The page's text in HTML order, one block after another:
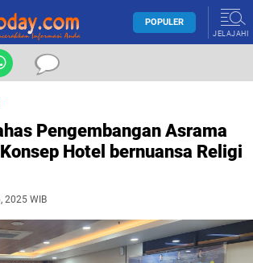
POPULER
JELAJAHI
Pengembangan Asrama
Hotel bernuansa Religi
2025 WIB